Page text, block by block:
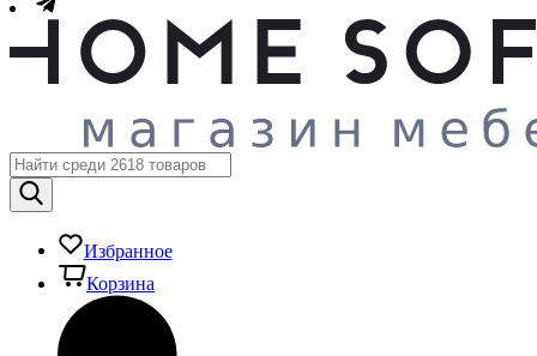
Избранное
Корзина